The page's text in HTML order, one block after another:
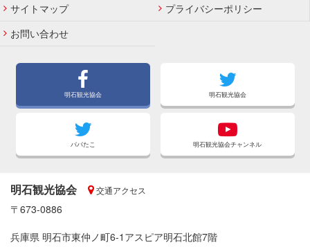
サイトマップ
プライバシーポリシー
お問い合わせ
明石観光協会 明石観光協会
パパたこ 明石観光協会チャンネル
明石観光協会 交通アクセス
〒673-0886
兵庫県 明石市東仲ノ町6-1アスピア明石北館7階